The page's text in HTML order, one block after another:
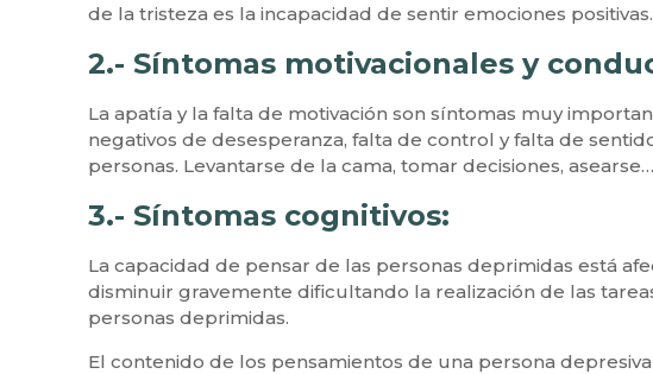
de la tristeza es la incapacidad de sentir emociones positivas.
2.- Síntomas motivacionales y
La apatía y la falta de motivación son síntomas muy
negativos de desesperanza, falta de control y falta de
personas. Levantarse de la cama, tomar decisiones,
3.- Síntomas cognitivos:
La capacidad de pensar de las personas deprimidas está
disminuir gravemente dificultando la realización de las
personas deprimidas.
El contenido de los pensamientos de una persona